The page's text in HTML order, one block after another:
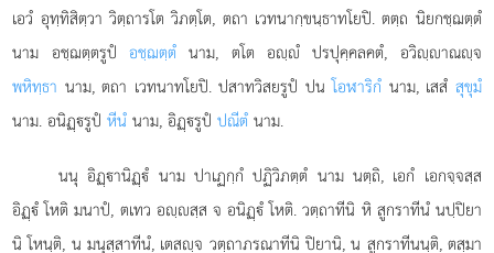
เอวํ อุทฺทิสิตฺวา วิตฺถารโต วิภตฺโต, ตถา เวทนากฺขนฺธาทโยปิ. ตตฺถ นิยกชฺฌตฺตํ
นาม อชฺฌตฺตรูปํ อชฺฌตฺตํนาม, ตโต อฺํ ปรปุคฺคลคตํ, อวิฺาณฺจ
พหิทฺธา นาม, ตถา เวทนาทโยปิ. ปสาทวิสยรูปํ ปนโอฬาริกํ นาม, เสสํ สุขุมํ
นาม. อนิฏฺรูปํหีนํ นาม, อิฏฺรูปํปณีตํ นาม.
นนุ อิฏฺานิฏฺํ นาม ปาเฏกฺกํ ปฏิวิภตฺตํ นาม นตฺถิ, เอกํ เอกจฺจสฺส
อิฏฺํ โหติ มนาปํ, ตเทว อฺสฺส จ อนิฏฺํ โหติ. วตฺถาทีนิ หิ สูกราทีนํ นปฺปิยา
นิ โหนฺติ, น มนุสฺสาทีนํ, เตสฺจ วตฺถาภรณาทีนิ ปิยานิ, น สูกราทีนนฺติ, ตสฺมา